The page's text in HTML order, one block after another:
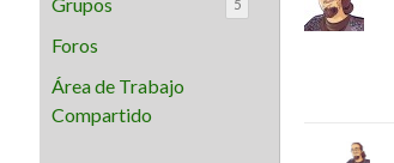
5
Foros
Área de Trabajo
Compartido